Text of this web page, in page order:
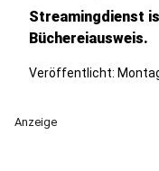
Streamingdienst
Büchereiausweis.
Veröffentlicht:
Anzeige